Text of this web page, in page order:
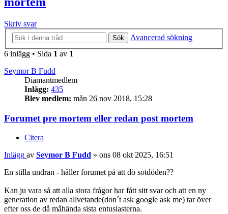
Skriv svar
Sök
Avancerad sökning
6 inlägg • Sida 1 av 1
Seymor B Fudd
Diamantmedlem
Inlägg: 435
Blev medlem: mån 26 nov 2018, 15:28
Forumet pre mortem eller redan post mortem
Citera
Inlägg av Seymor B Fudd » ons 08 okt 2025, 16:51
En stilla undran - håller forumet på att dö sotdöden??
Kan ju vara så att alla stora frågor har fått sitt svar och att en ny
generation av redan allvetande(don´t ask google ask me) tar över
efter oss de då måhända sista entusiasterna.